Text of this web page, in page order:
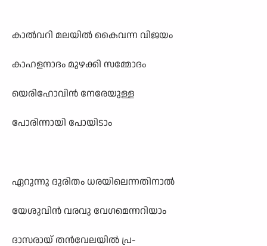
കാൽവറി മലയിൽ കൈവന്ന വിജയം
കാഹളനാദം മുഴക്കി സമ്മോദം
യെരിഹോവിൻ നേരേയുള്ള
പോരിന്നായി പോയിടാം
ഏറുന്നു ദുരിതം ധരയിലെന്നതിനാൽ
യേശുവിൻ വരവു വേഗമെന്നറിയാം
ദാസരായ് തൻവേലയിൽ പ്ര-